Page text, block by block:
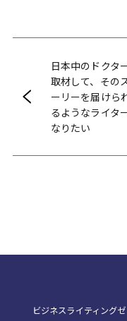
日本中のドクタ
取材して、その
ーリーを届けら
るようなライタ
なりたい
ビジネスライティング